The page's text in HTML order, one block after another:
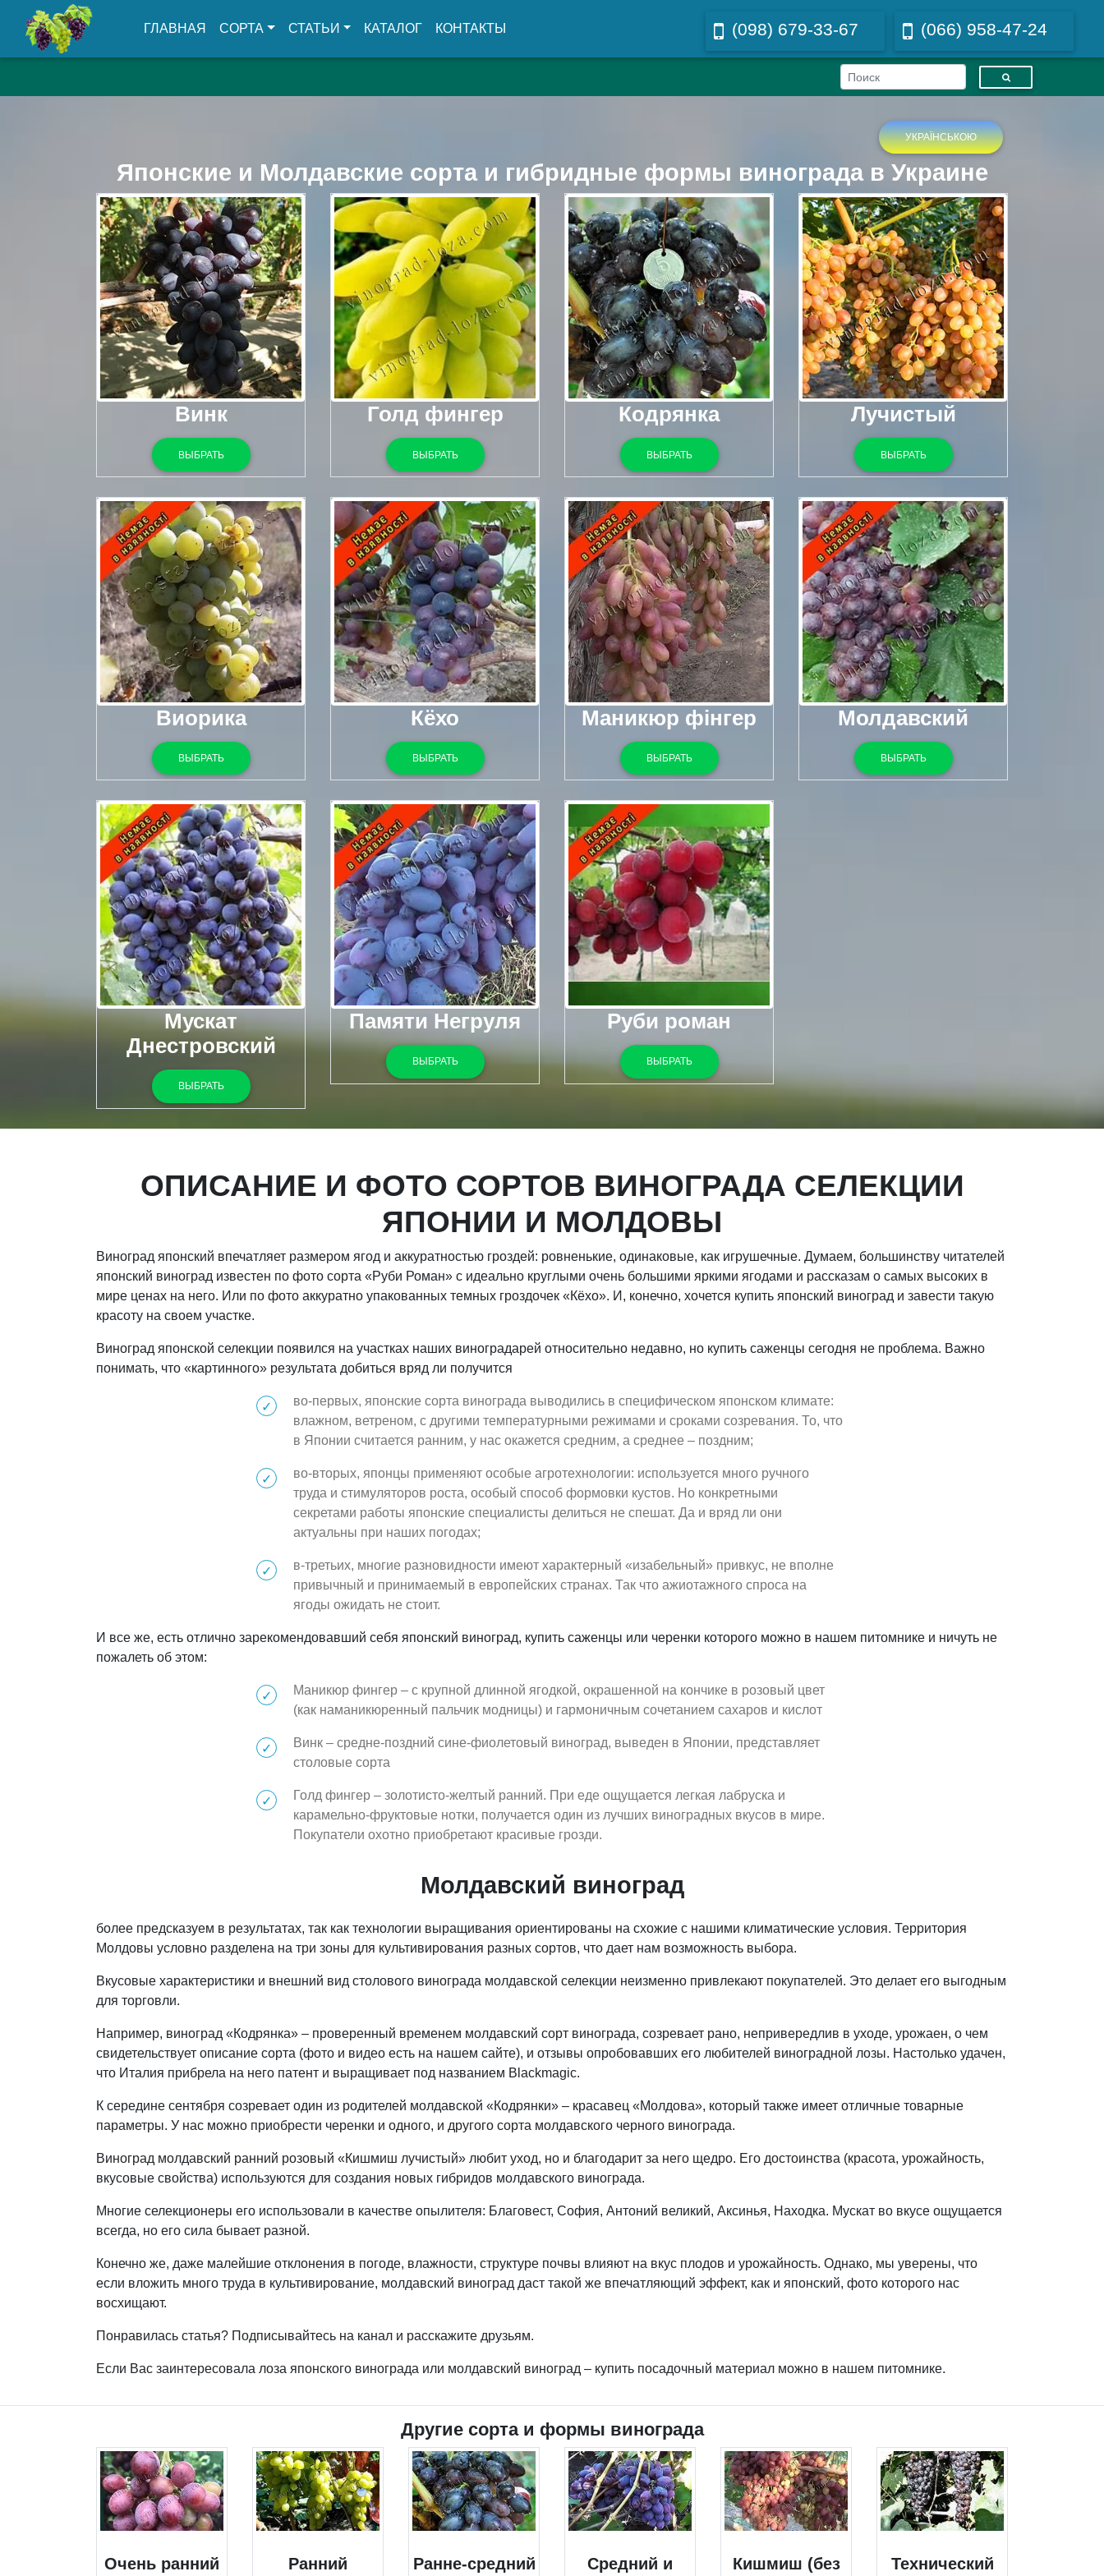
ГЛАВНАЯ (CURRENT)
СОРТА СТАТЬИ КАТАЛОГ КОНТАКТЫ (098) 679-33-67 (066) 958-47-24
ОПИСАНИЕ И ФОТО СОРТОВ ВИНОГРАДА СЕЛЕКЦИИ
ЯПОНИИ И МОЛДОВЫ
Виноград японский впечатляет размером ягод и аккуратностью гроздей: ровненькие, одинаковые, как игрушечные. Думаем, большинству читателей
японский виноград известен по фото сорта «Руби Роман» с идеально круглыми очень большими яркими ягодами и рассказам о самых высоких в
мире ценах на него. Или по фото аккуратно упакованных темных гроздочек «Кёхо». И, конечно, хочется купить японский виноград и завести такую
красоту на своем участке.
Виноград японской селекции появился на участках наших виноградарей относительно недавно, но купить саженцы сегодня не проблема. Важно
понимать, что «картинного» результата добиться вряд ли получится
во-первых, японские сорта винограда выводились в специфическом японском климате:
влажном, ветреном, с другими температурными режимами и сроками созревания. То, что
в Японии считается ранним, у нас окажется средним, а среднее – поздним;
во-вторых, японцы применяют особые агротехнологии: используется много ручного
труда и стимуляторов роста, особый способ формовки кустов. Но конкретными
секретами работы японские специалисты делиться не спешат. Да и вряд ли они
актуальны при наших погодах;
в-третьих, многие разновидности имеют характерный «изабельный» привкус, не вполне
привычный и принимаемый в европейских странах. Так что ажиотажного спроса на
ягоды ожидать не стоит.
И все же, есть отлично зарекомендовавший себя японский виноград, купить саженцы или черенки которого можно в нашем питомнике и ничуть не
пожалеть об этом:
Маникюр фингер – с крупной длинной ягодкой, окрашенной на кончике в розовый цвет
(как наманикюренный пальчик модницы) и гармоничным сочетанием сахаров и кислот
Винк – средне-поздний сине-фиолетовый виноград, выведен в Японии, представляет
столовые сорта
Голд фингер – золотисто-желтый ранний. При еде ощущается легкая лабруска и
карамельно-фруктовые нотки, получается один из лучших виноградных вкусов в мире.
Покупатели охотно приобретают красивые грозди.
Молдавский виноград
более предсказуем в результатах, так как технологии выращивания ориентированы на схожие с нашими климатические условия. Территория
Молдовы условно разделена на три зоны для культивирования разных сортов, что дает нам возможность выбора.
Вкусовые характеристики и внешний вид столового винограда молдавской селекции неизменно привлекают покупателей. Это делает его выгодным
для торговли.
Например, виноград «Кодрянка» – проверенный временем молдавский сорт винограда, созревает рано, непривередлив в уходе, урожаен, о чем
свидетельствует описание сорта (фото и видео есть на нашем сайте), и отзывы опробовавших его любителей виноградной лозы. Настолько удачен,
что Италия прибрела на него патент и выращивает под названием Blackmagic.
К середине сентября созревает один из родителей молдавской «Кодрянки» – красавец «Молдова», который также имеет отличные товарные
параметры. У нас можно приобрести черенки и одного, и другого сорта молдавского черного винограда.
Виноград молдавский ранний розовый «Кишмиш лучистый» любит уход, но и благодарит за него щедро. Его достоинства (красота, урожайность,
вкусовые свойства) используются для создания новых гибридов молдавского винограда.
Многие селекционеры его использовали в качестве опылителя: Благовест, София, Антоний великий, Аксинья, Находка. Мускат во вкусе ощущается
всегда, но его сила бывает разной.
Конечно же, даже малейшие отклонения в погоде, влажности, структуре почвы влияют на вкус плодов и урожайность. Однако, мы уверены, что
если вложить много труда в культивирование, молдавский виноград даст такой же впечатляющий эффект, как и японский, фото которого нас
восхищают.
Понравилась статья? Подписывайтесь на канал и расскажите друзьям.
Если Вас заинтересовала лоза японского винограда или молдавский виноград – купить посадочный материал можно в нашем питомнике.
УКРАЇНСЬКОЮ
Японские и Молдавские сорта и гибридные формы винограда в Украине
Винк
ВЫБРАТЬ
Голд фингер
ВЫБРАТЬ
Кодрянка
ВЫБРАТЬ
Лучистый
ВЫБРАТЬ
Виорика
ВЫБРАТЬ
Кёхо
ВЫБРАТЬ
Маникюр фінгер
ВЫБРАТЬ
Молдавский
ВЫБРАТЬ
Мускат
Днестровский
ВЫБРАТЬ
Памяти Негруля
ВЫБРАТЬ
Руби роман
ВЫБРАТЬ
Другие сорта и формы винограда
Очень ранний
Ранний
Ранне-средний
Средний и
Кишмиш (без
Технический